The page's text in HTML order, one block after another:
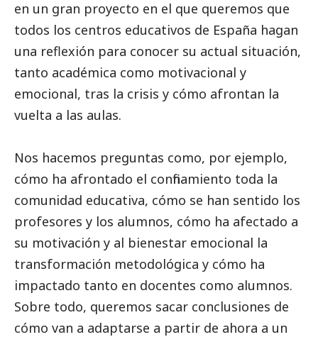
en un gran proyecto en el que queremos que
todos los centros educativos de España hagan
una reflexión para conocer su actual situación,
tanto académica como motivacional y
emocional, tras la crisis y cómo afrontan la
vuelta a las aulas.
Nos hacemos preguntas como, por ejemplo,
cómo ha afrontado el confinamiento toda la
comunidad educativa, cómo se han sentido los
profesores y los alumnos, cómo ha afectado a
su motivación y al bienestar emocional la
transformación metodológica y cómo ha
impactado tanto en docentes como alumnos.
Sobre todo, queremos sacar conclusiones de
cómo van a adaptarse a partir de ahora a un